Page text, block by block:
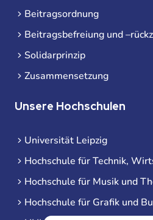
Beitragsordnung
Beitragsbefreiung und
Solidarprinzip
Zusammensetzung
Unsere Hochschulen
Universität Leipzig
Hochschule für Technik,
Hochschule für Musik und
Hochschule für Grafik und